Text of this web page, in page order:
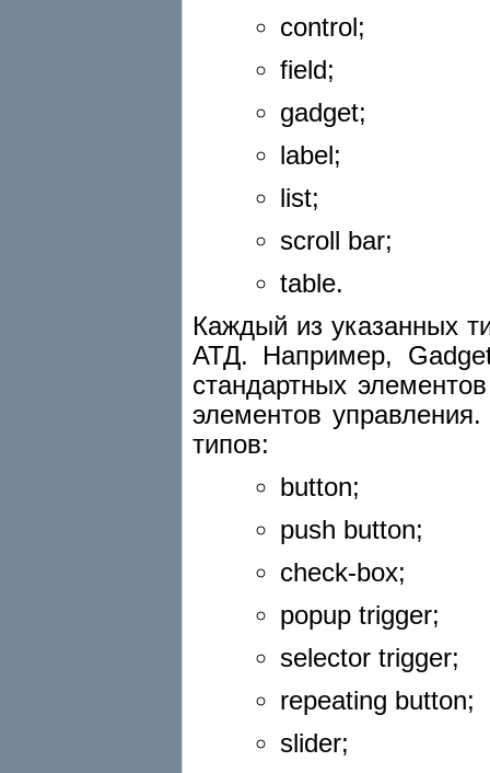
control;
field;
gadget;
label;
list;
scroll bar;
table.
Каждый из указанных
АТД. Например,
стандартных
элементов
типов:
button;
push button;
check-box;
popup trigger;
selector trigger;
repeating button;
slider;